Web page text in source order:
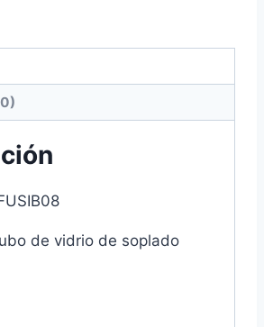
de vidrio de soplado